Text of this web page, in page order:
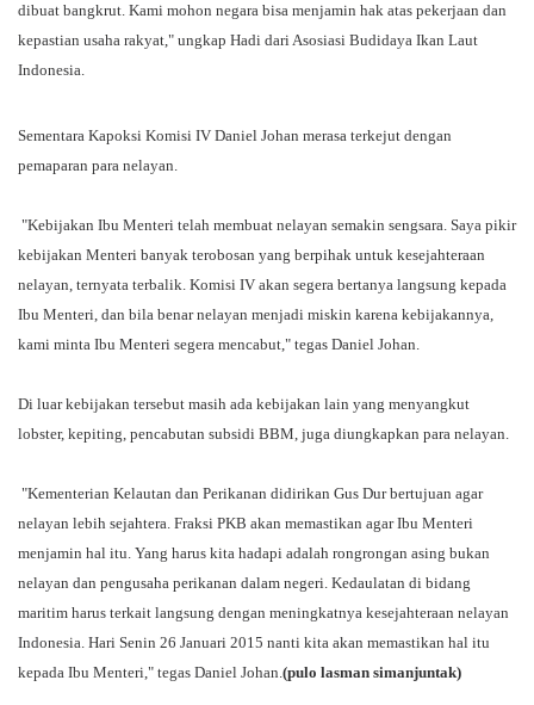
dibuat bangkrut. Kami mohon negara bisa menjamin hak atas pekerjaan dan
kepastian usaha rakyat," ungkap Hadi dari Asosiasi Budidaya Ikan Laut
Indonesia.
Sementara Kapoksi Komisi IV Daniel Johan merasa terkejut dengan
pemaparan para nelayan.
"Kebijakan Ibu Menteri telah membuat nelayan semakin sengsara. Saya pikir
kebijakan Menteri banyak terobosan yang berpihak untuk kesejahteraan
nelayan, ternyata terbalik. Komisi IV akan segera bertanya langsung kepada
Ibu Menteri, dan bila benar nelayan menjadi miskin karena kebijakannya,
kami minta Ibu Menteri segera mencabut," tegas Daniel Johan.
Di luar kebijakan tersebut masih ada kebijakan lain yang menyangkut
lobster, kepiting, pencabutan subsidi BBM, juga diungkapkan para nelayan.
"Kementerian Kelautan dan Perikanan didirikan Gus Dur bertujuan agar
nelayan lebih sejahtera. Fraksi PKB akan memastikan agar Ibu Menteri
menjamin hal itu. Yang harus kita hadapi adalah rongrongan asing bukan
nelayan dan pengusaha perikanan dalam negeri. Kedaulatan di bidang
maritim harus terkait langsung dengan meningkatnya kesejahteraan nelayan
Indonesia. Hari Senin 26 Januari 2015 nanti kita akan memastikan hal itu
kepada Ibu Menteri," tegas Daniel Johan.(pulo lasman simanjuntak)